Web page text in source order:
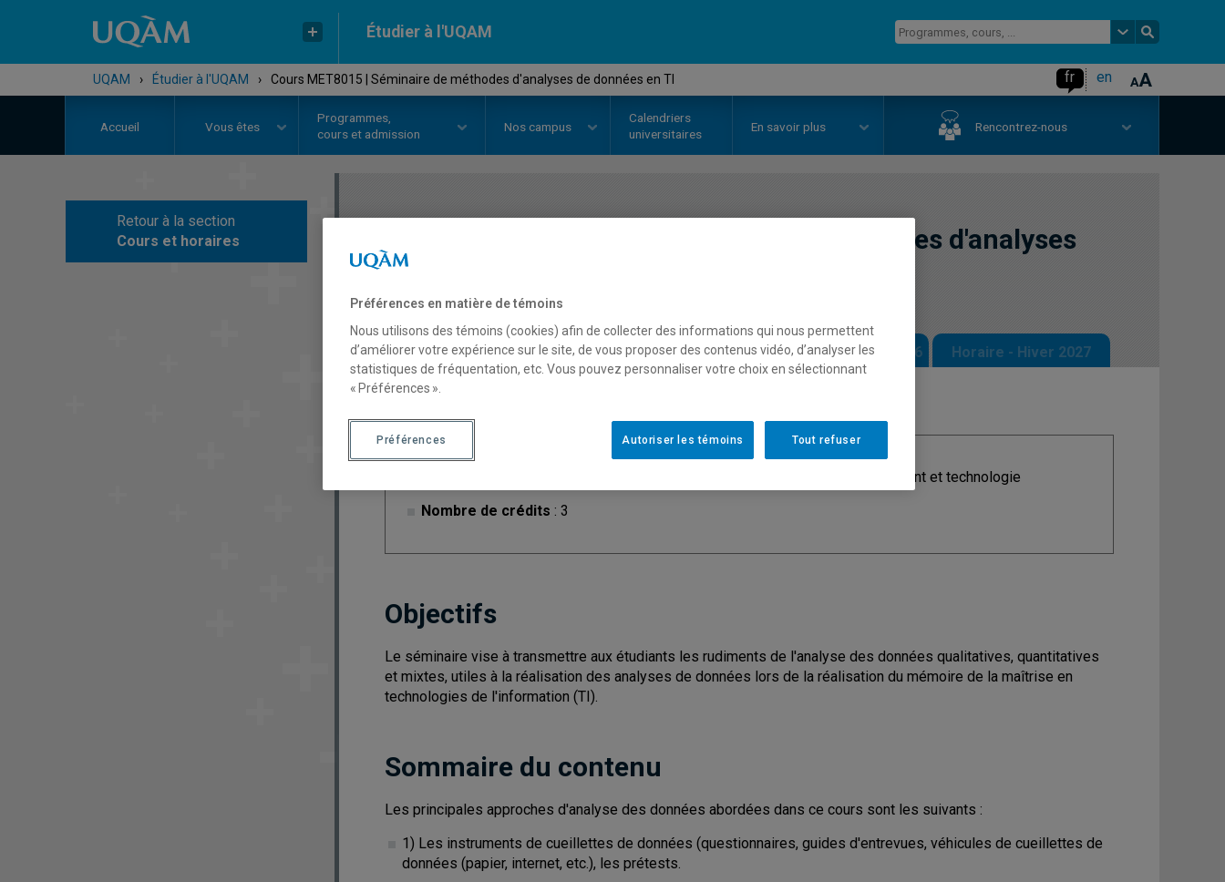
Étudier à l'UQAM
UQAM › Étudier à l'UQAM › Cours MET8015 | Séminaire de méthodes d'analyses de données en TI fr en
Accueil Vous êtes
Programmes,
cours et admission
Nos campus
Calendriers
universitaires
En savoir plus Rencontrez-nous
Retour à la section
Cours et horaires
Séminaire de méthodes d'analyses
Description Horaire - Été 2026 Horaire - Automne 2026 Horaire - Hiver 2027
Nombre de crédits : 3
: Management et technologie
Objectifs
Le séminaire vise à transmettre aux étudiants les rudiments de l'analyse des données qualitatives, quantitatives
et mixtes, utiles à la réalisation des analyses de données lors de la réalisation du mémoire de la maîtrise en
technologies de l'information (TI).
Sommaire du contenu
Les principales approches d'analyse des données abordées dans ce cours sont les suivants :
1) Les instruments de cueillettes de données (questionnaires, guides d'entrevues, véhicules de cueillettes de
données (papier, internet, etc.), les prétests.
Préférences en matière de témoins
Nous utilisons des témoins (cookies) afin de collecter des informations qui nous permettent
d’améliorer votre expérience sur le site, de vous proposer des contenus vidéo, d’analyser les
statistiques de fréquentation, etc. Vous pouvez personnaliser votre choix en sélectionnant
« Préférences ».
Tout refuser
Autoriser les témoins
Préférences